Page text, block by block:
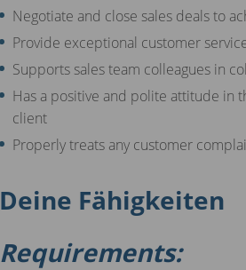
Negotiate and close sales deals to
Provide exceptional customer
Supports sales team colleagues in
Has a positive and polite attitude in
client
Properly treats any customer
Deine Fähigkeiten
Requirements: